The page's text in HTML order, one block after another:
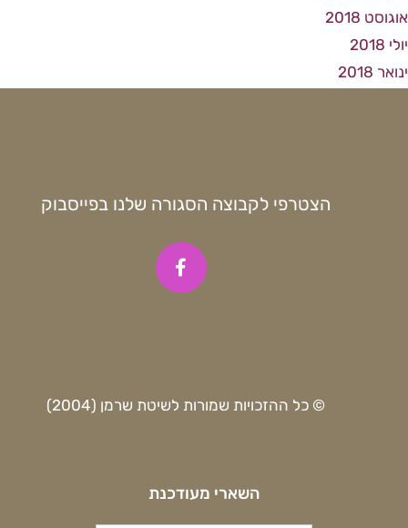
אוגוסט 2018
יולי 2018
ינואר 2018
הצטרפי לקבוצה הסגורה שלנו בפייסבוק
© כל ההזכויות שמורות לשיטת שרמן (2004)
השארי מעודכנת